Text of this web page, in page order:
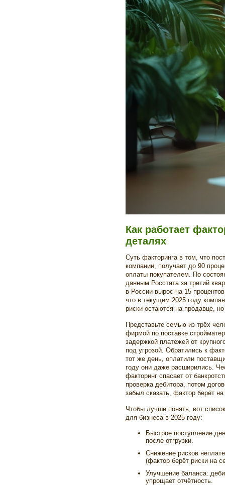
Как работает
деталях
Суть факторинга в том, что
компании, получает до 90
оплаты покупателем. По
данным Росстата за третий
в России вырос на 15
что в текущем 2025 году
риски остаются на продавце,
Представьте семью из трёх
фирмой по поставке
задержкой платежей от
под угрозой. Обратились к
тот же день, оплатили
году они даже расширились.
факторинг спасает от
проверка дебитора, потом
забыл сказать, фактор берёт
Чтобы лучше понять, вот
для бизнеса в 2025 году:
Быстрое поступление
после отгрузки.
Снижение рисков
(фактор берёт риски на
Улучшение баланса:
упрощает отчётность.